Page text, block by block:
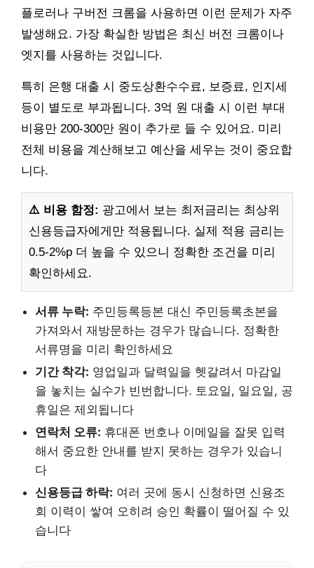
플로러나 구버전 크롬을 사용하면 이런 문제가 자주
발생해요. 가장 확실한 방법은 최신 버전 크롬이나
엣지를 사용하는 것입니다.
특히 은행 대출 시 중도상환수수료, 보증료, 인지세
등이 별도로 부과됩니다. 3억 원 대출 시 이런 부대
비용만 200-300만 원이 추가로 들 수 있어요. 미리
전체 비용을 계산해보고 예산을 세우는 것이 중요합
니다.
⚠️ 비용 함정: 광고에서 보는 최저금리는 최상위
신용등급자에게만 적용됩니다. 실제 적용 금리는
0.5-2%p 더 높을 수 있으니 정확한 조건을 미리
확인하세요.
서류 누락: 주민등록등본 대신 주민등록초본을
가져와서 재방문하는 경우가 많습니다. 정확한
서류명을 미리 확인하세요
기간 착각: 영업일과 달력일을 헷갈려서 마감일
을 놓치는 실수가 빈번합니다. 토요일, 일요일, 공
휴일은 제외됩니다
연락처 오류: 휴대폰 번호나 이메일을 잘못 입력
해서 중요한 안내를 받지 못하는 경우가 있습니
다
신용등급 하락: 여러 곳에 동시 신청하면 신용조
회 이력이 쌓여 오히려 승인 확률이 떨어질 수 있
습니다